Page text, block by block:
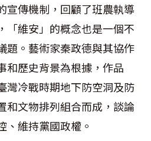
宣傳機制，回顧了班農執導
「維安」的概念也是一個不
題。藝術家秦政德與其協作
和歷史背景為根據，作品
灣冷戰時期地下防空洞及防
和文物排列組合而成，談論
、維持黨國政權。